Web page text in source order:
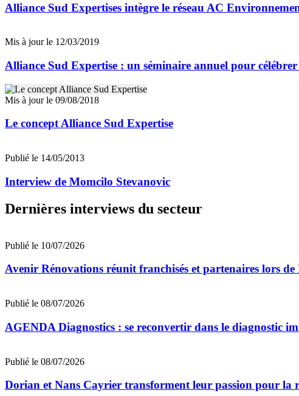
Alliance Sud Expertises intègre le réseau AC
Mis à jour le 12/03/2019
Alliance Sud Expertise : un séminaire annuel pour célébrer
Mis à jour le 09/08/2018
Le concept Alliance Sud Expertise
Publié le 14/05/2013
Interview de Momcilo Stevanovic
Dernières interviews du secteur
Publié le 10/07/2026
Avenir Rénovations réunit franchisés et partenaires lors
Publié le 08/07/2026
AGENDA Diagnostics : se reconvertir dans le diagnostic
Publié le 08/07/2026
Dorian et Nans Cayrier transforment leur passion pour la